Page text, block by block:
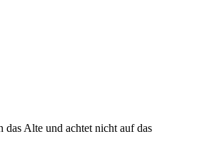
das Alte und achtet nicht auf das